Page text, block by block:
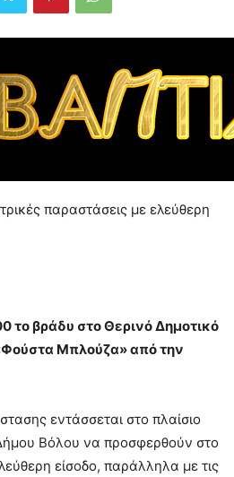
παραστάσεις με ελεύθερη
το βράδυ στο Θερινό Δημοτικό
Μπλούζα» από την
εντάσσεται στο πλαίσιο
Βόλου να προσφερθούν στο
είσοδο, παράλληλα με τις